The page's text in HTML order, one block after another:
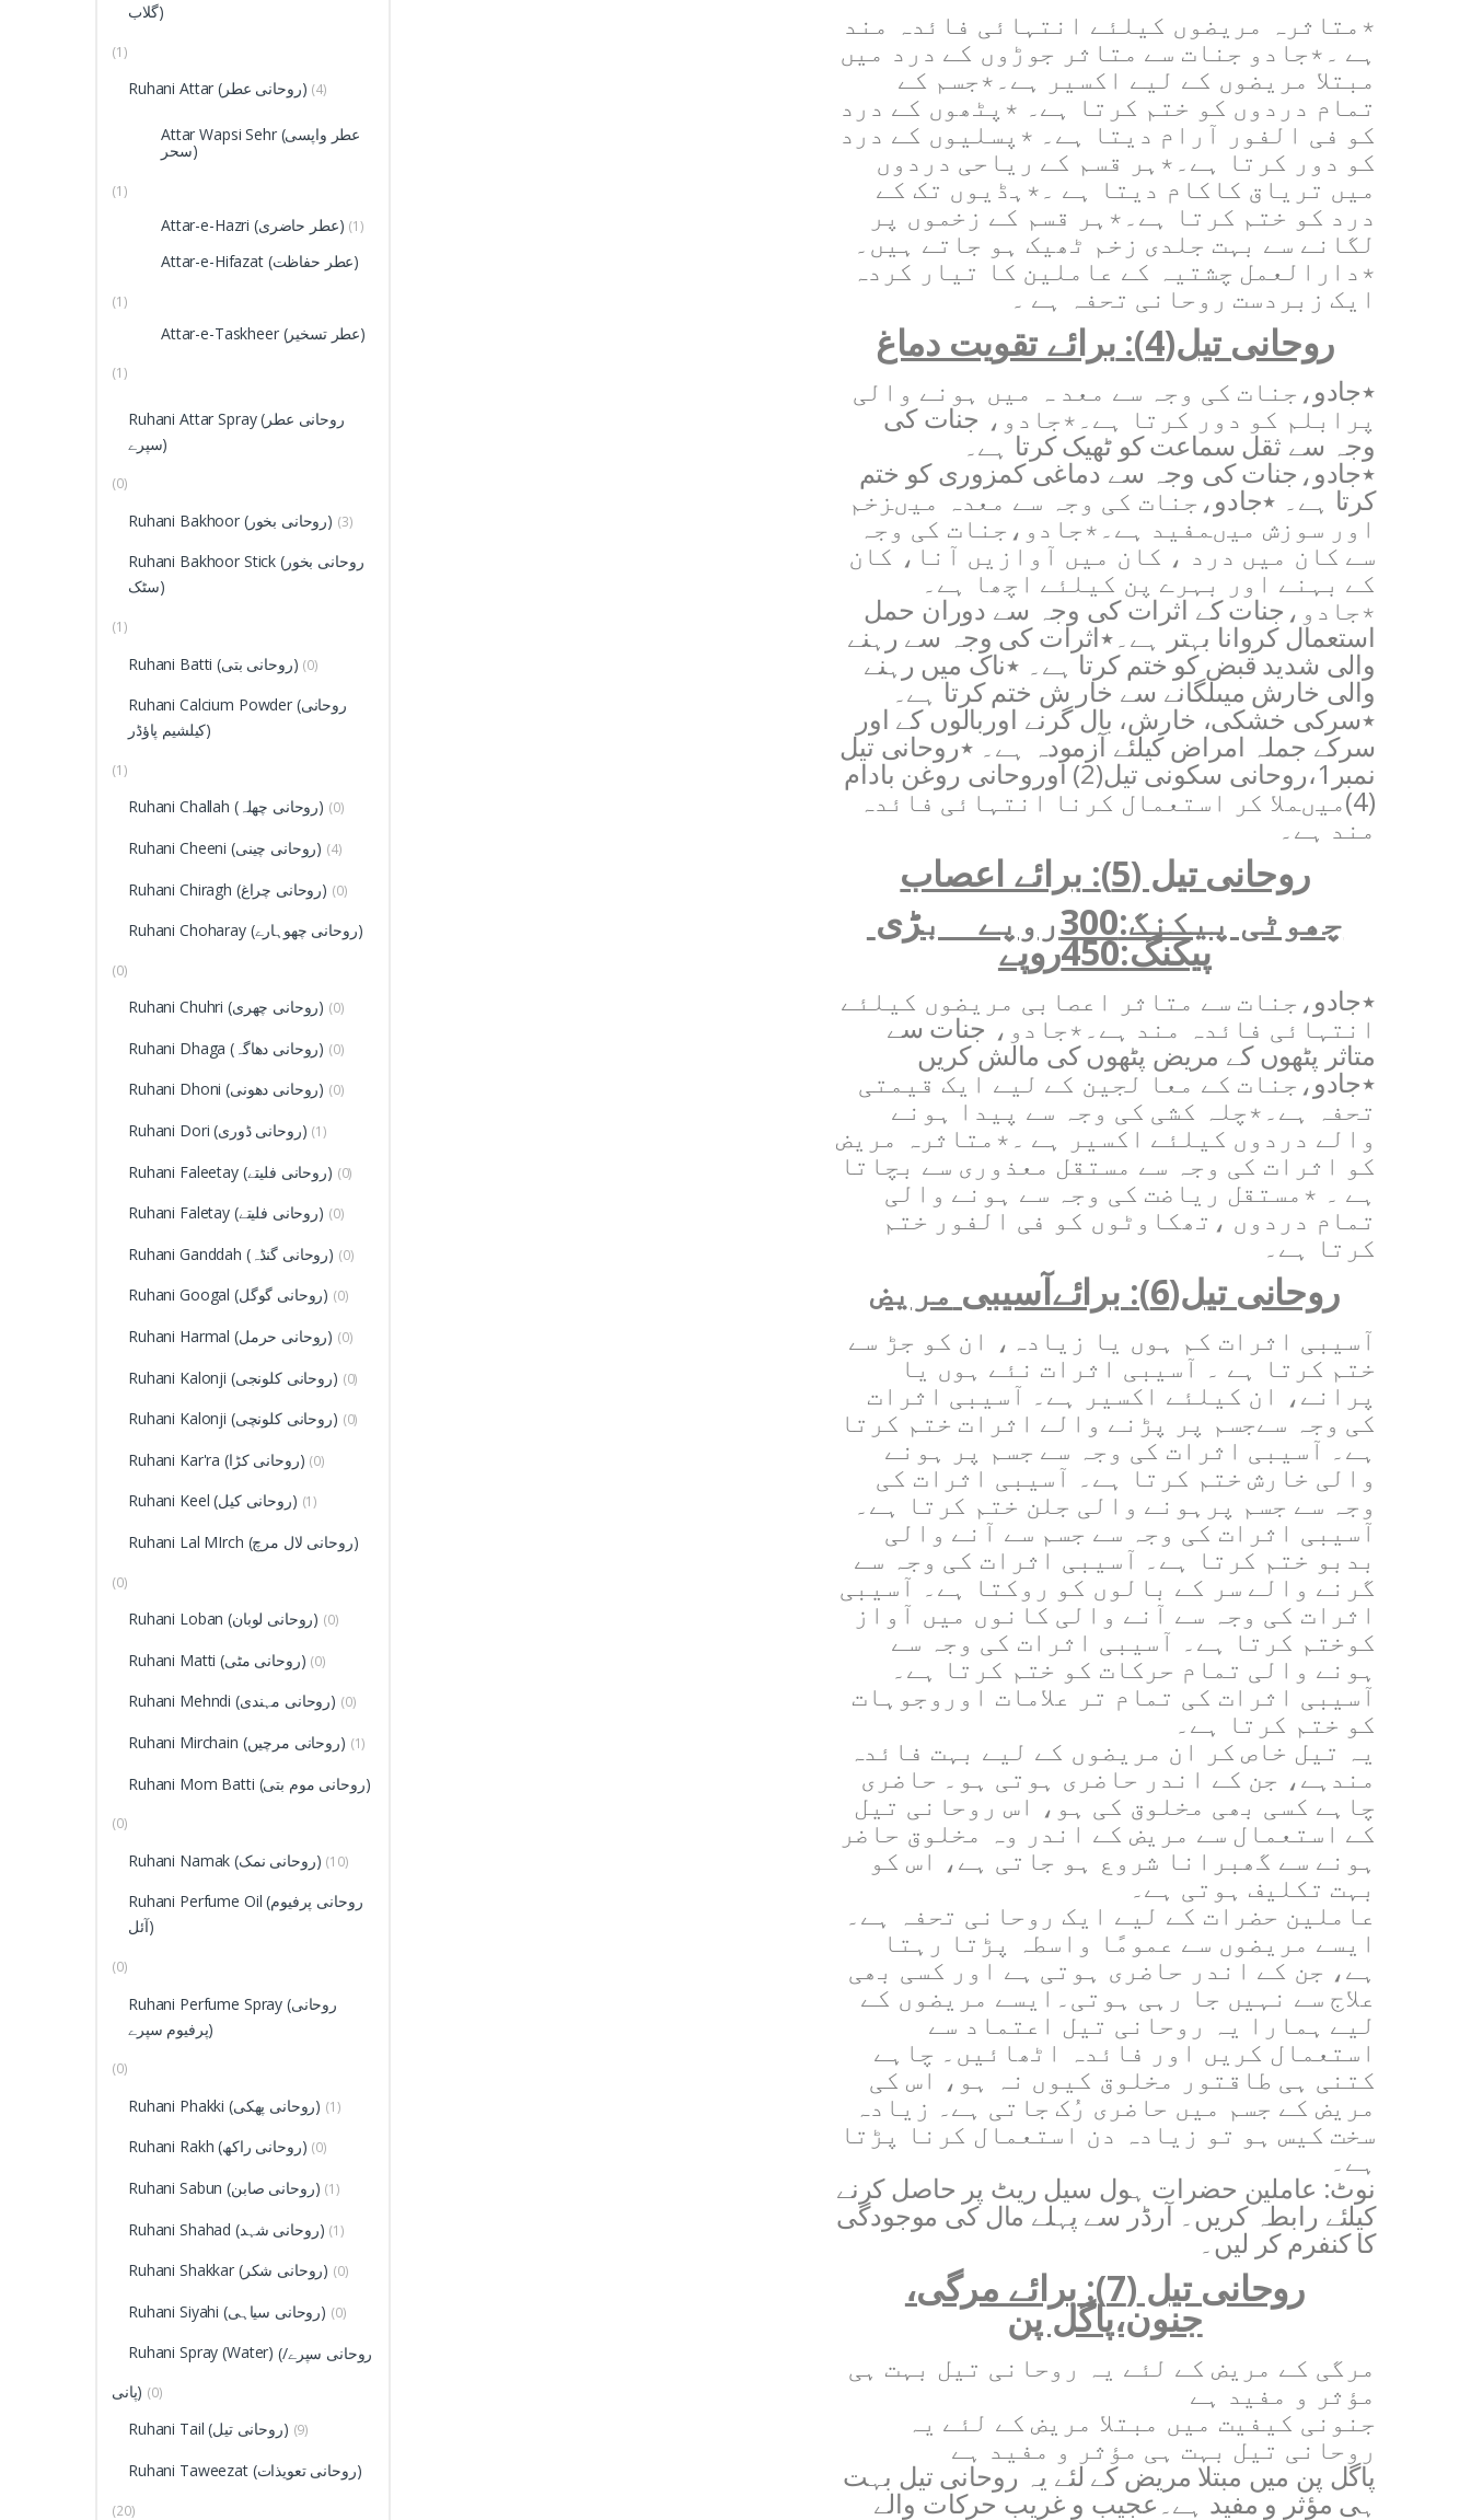
٭متاثرہ مریضوں کیلئے انتہائی فائدہ مند
ہے ۔٭جادو جنات سے متاثر جوڑوں کے درد میں
مبتلا مریضوں کے لیے اکسیر ہے۔٭جسم کے
تمام دردوں کو ختم کرتا ہے۔ ٭پٹھوں کے درد
کو فی الفور آرام دیتا ہے۔ ٭پسلیوں کے درد
کو دور کرتا ہے۔٭ہر قسم کے ریاحی دردوں
میں تریاق کاکام دیتا ہے ۔٭ہڈیوں تک کے
درد کو ختم کرتا ہے۔٭ہر قسم کے زخموں پر
لگانے سے بہت جلدی زخم ٹھیک ہو جاتے ہیں۔
٭دارالعمل چشتیہ کے عاملین کا تیار کردہ
ایک زبردست روحانی تحفہ ہے ۔
روحانی تیل(4
)
: برائے تقویت دماغ
٭جادو، جنات کی وجہ سے معد ہ میں ہونے والی
پرابلم کو دور کرتا ہے۔٭جادو ، جنات کی
وجہ سے ثقل سماعت کو ٹھیک کرتا ہے۔
٭جادو، جنات کی وجہ سے دماغی کمزوری کو ختم
کرتا ہے۔ ٭جادو، جنات کی وجہ سے معدہ میںزخم
اور سوزش میںمفید ہے۔٭جادو ، جنات کی وجہ
سے کان میں درد ، کان میں آوازیں آنا، کان
کے بہنے اور بہرے پن کیلئے اچھا ہے۔
٭جادو ، جنات کے اثرات کی وجہ سے دوران حمل
استعمال کروانا بہتر ہے۔٭اثرات کی وجہ سے رہنے
والی شدید قبض کو ختم کرتا ہے۔ ٭ناک میں رہنے
والی خارش میںلگانے سے خار ش ختم کرتا ہے۔
٭سرکی خشکی، خارش، بال گرنے اوربالوں کے اور
سرکے جملہ امراض کیلئے آزمودہ ہے۔ ٭روحانی تیل
نمبر1،روحانی سکونی تیل(2) اوروحانی روغن بادام
(4)میںملا کر استعمال کرنا انتہائی فائدہ
مند ہے۔
روحانی تیل (5) : برائے اعصاب
چھوٹی پیکنگ:300روپے ب
ڑی
پیکنگ:450روپے
٭جادو، جنات سے متاثر اعصابی مریضوں کیلئے
انتہائی فائدہ مند ہے۔٭جادو ،جنات سے
متاثر پٹھوں کے مریض پٹھوں کی مالش کریں
٭جادو،جنات کے معا لجین کے لیے ایک قیمتی
تحفہ ہے۔٭چلہ کشی کی وجہ سے پیدا ہونے
والے دردوں کیلئے اکسیر ہے ۔٭متاثرہ مریض
کو اثرات کی وجہ سے مستقل معذوری سے بچاتا
ہے ۔ ٭مستقل ریاضت کی وجہ سے ہونے والی
تمام دردوں ،تھکاوٹوں کو فی الفور ختم
کرتا ہے۔
روحانی تیل(6
): برائےآسیبی مریض
آسیبی اثرات کم ہوں یا زیادہ، ان کو جڑ سے
ختم کرتا ہے ۔ آسیبی اثرات نئے ہوں یا
پرانے، ان کیلئے اکسیر ہے۔ آسیبی اثرات
کی وجہ سےجسم پر پڑنے والے اثرات ختم کرتا
ہے۔ آسیبی اثرات کی وجہ سے جسم پر ہونے
والی خارش ختم کرتا ہے۔ آسیبی اثرات کی
وجہ سے جسم پرہونے والی جلن ختم کرتا ہے۔
آسیبی اثرات کی وجہ سے جسم سے آنے والی
بدبو ختم کرتا ہے۔ آسیبی اثرات کی وجہ سے
گرنے والے سر کے بالوں کو روکتا ہے۔ آسیبی
اثرات کی وجہ سے آنے والی کانوں میں آواز
کوختم کرتا ہے۔ آسیبی اثرات کی وجہ سے
ہونے والی تمام حرکات کو ختم کرتا ہے۔
آسیبی اثرات کی تمام تر علامات اوروجوہات
کو ختم کرتا ہے۔
یہ تیل خاص کر ان مریضوں کے لیے بہت فائدہ
مندہے، جن کے اندر حاضری ہوتی ہو۔ حاضری
چاہے کسی بھی مخلوق کی ہو، اس روحانی تیل
کے استعمال سے مریض کے اندر وہ مخلوق حاضر
ہونے سے گھبرانا شروع ہو جاتی ہے، اس کو
بہت تکلیف ہوتی ہے۔
عاملین حضرات کے لیے ایک روحانی تحفہ ہے۔
ایسے مریضوں سے عمومًا واسطہ پڑتا رہتا
ہے، جن کے اندر حاضری ہوتی ہے اور کسی بھی
علاج سے نہیں جا رہی ہوتی۔ایسے مریضوں کے
لیے ہمارا یہ روحانی تیل اعتماد سے
استعمال کریں اور فائدہ اٹھائیں۔ چاہے
کتنی ہی طاقتور مخلوق کیوں نہ ہو، اس کی
مریض کے جسم میں حاضری رُک جاتی ہے۔ زیادہ
سخت کیس ہو تو زیادہ دن استعمال کرنا پڑتا
ہے۔
نوٹ: عاملین حضرات ہول سیل ریٹ پر حاصل کرنے
کیلئے رابطہ کریں۔ آرڈر سے پہلے مال کی موجودگی
کا کنفرم کر لیں۔
روحانی تیل (7)
: برائے مرگی،
جنون،پاگل پن
مرگی کے مریض کے لئے یہ روحانی تیل بہت ہی
مؤثر و مفید ہے
جنونی کیفیت میں مبتلا مریض کے لئے یہ
روحانی تیل بہت ہی مؤثر و مفید ہے
پاگل پن میں مبتلا مریض کے لئے یہ روحانی تیل بہت
ہی مؤثر و مفید ہے۔عجیب و غریب حرکات والے
گلاب)
(1)
Ruhani Attar (روحانی عطر) (4)
Attar Wapsi Sehr (عطر واپسی
سحر)
(1)
Attar-e-Hazri (عطر حاضری) (1)
Attar-e-Hifazat (عطر حفاظت)
(1)
Attar-e-Taskheer (عطر تسخیر)
(1)
Ruhani Attar Spray (روحانی عطر
سپرے)
(0)
Ruhani Bakhoor (روحانی بخور) (3)
Ruhani Bakhoor Stick (روحانی بخور
سٹک)
(1)
Ruhani Batti (روحانی بتی) (0)
Ruhani Calcium Powder (روحانی
کیلشیم پاؤڈر)
(1)
Ruhani Challah (روحانی چھلہ) (0)
Ruhani Cheeni (روحانی چینی) (4)
Ruhani Chiragh (روحانی چراغ) (0)
Ruhani Choharay (روحانی چھوہارے)
(0)
Ruhani Chuhri (روحانی چھری) (0)
Ruhani Dhaga (روحانی دھاگہ) (0)
Ruhani Dhoni (روحانی دھونی) (0)
Ruhani Dori (روحانی ڈوری) (1)
Ruhani Faleetay (روحانی فلیتے) (0)
Ruhani Faletay (روحانی فلیتے) (0)
Ruhani Ganddah (روحانی گنڈہ) (0)
Ruhani Googal (روحانی گوگل) (0)
Ruhani Harmal (روحانی حرمل) (0)
Ruhani Kalonji (روحانی کلونجی) (0)
Ruhani Kalonji (روحانی کلونچی) (0)
Ruhani Kar'ra (روحانی کڑا) (0)
Ruhani Keel (روحانی کیل) (1)
Ruhani Lal MIrch (روحانی لال مرچ)
(0)
Ruhani Loban (روحانی لوبان) (0)
Ruhani Matti (روحانی مٹی) (0)
Ruhani Mehndi (روحانی مہندی) (0)
Ruhani Mirchain (روحانی مرچیں) (1)
Ruhani Mom Batti (روحانی موم بتی)
(0)
Ruhani Namak (روحانی نمک) (10)
Ruhani Perfume Oil (روحانی پرفیوم
آئل)
(0)
Ruhani Perfume Spray (روحانی
پرفیوم سپرے)
(0)
Ruhani Phakki (روحانی پھکی) (1)
Ruhani Rakh (روحانی راکھ) (0)
Ruhani Sabun (روحانی صابن) (1)
Ruhani Shahad (روحانی شہد) (1)
Ruhani Shakkar (روحانی شکر) (0)
Ruhani Siyahi (روحانی سیاہی) (0)
Ruhani Spray (Water) (روحانی سپرے/
پانی) (0)
Ruhani Tail (روحانی تیل) (9)
Ruhani Taweezat (روحانی تعویذات)
(20)